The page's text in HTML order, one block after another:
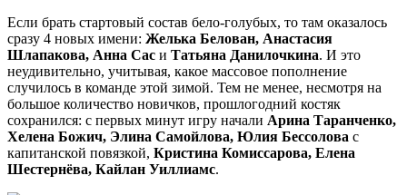
Если брать стартовый состав бело-голубых, то там оказалось
сразу 4 новых имени: Желька Белован, Анастасия
Шлапакова, Анна Сас и Татьяна Данилочкина. И это
неудивительно, учитывая, какое массовое пополнение
случилось в команде этой зимой. Тем не менее, несмотря на
большое количество новичков, прошлогодний костяк
сохранился: с первых минут игру начали Арина Таранченко,
Хелена Божич, Элина Самойлова, Юлия Бессолова с
капитанской повязкой, Кристина Комиссарова, Елена
Шестернёва, Кайлан Уиллиамс.